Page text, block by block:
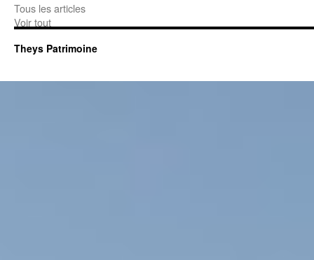
Tous les articles
Voir tout
Theys Patrimoine